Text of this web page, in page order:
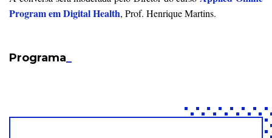
Program em Digital Health, Prof. Henrique Martins.
Programa